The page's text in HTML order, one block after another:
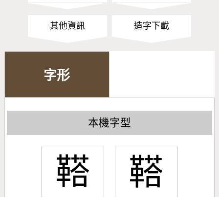
其他資訊 造字下載
字形
本機字型
鞳 鞳